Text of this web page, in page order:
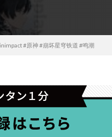
#原神 #崩坏星穹铁道 #鸣潮